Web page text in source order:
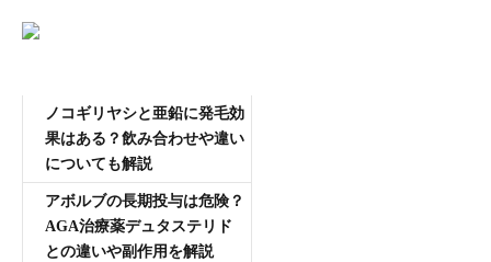
ノコギリヤシと亜鉛に発毛効
果はある？飲み合わせや違い
についても解説
アボルブの長期投与は危険？
AGA治療薬デュタステリド
との違いや副作用を解説